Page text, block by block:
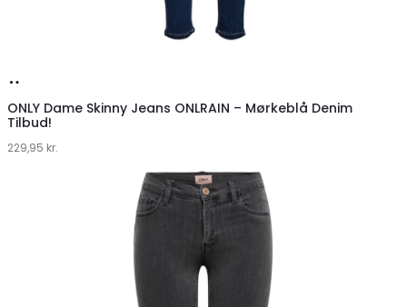
hos
ONLY Dame Skinny Jeans ONLRAIN – Mørkeblå Denim
Tilbud!
229,95 kr.